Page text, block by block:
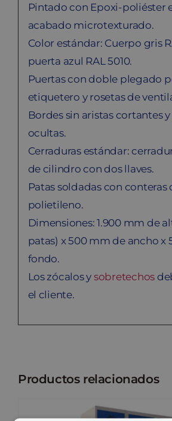
Pintado con Epoxi-poliéster
acabado microtexturado.
Color estándar: Cuerpo gris
puerta azul RAL 5010.
Puertas con doble plegado
etiquetero y rosetas de
Bordes sin aristas cortantes
ocultas.
Cerraduras estándar:
de cilindro con dos llaves.
Patas soldadas con conteras
polietileno.
Dimensiones: 1.900 mm de
patas) x 500 mm de ancho x
fondo.
Los zócalos y sobretechos
el cliente.
Productos relacionados